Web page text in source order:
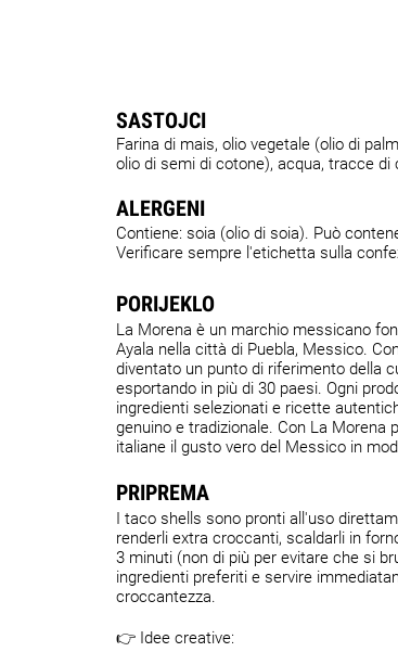
SASTOJCI
Farina di mais, olio vegetale (olio di
olio di semi di cotone), acqua, tracce di
ALERGENI
Contiene: soia (olio di soia). Può
Verificare sempre l'etichetta sulla
PORIJEKLO
La Morena è un marchio messicano
Ayala nella città di Puebla, Messico.
diventato un punto di riferimento della
esportando in più di 30 paesi. Ogni
ingredienti selezionati e ricette
genuino e tradizionale. Con La Morena
italiane il gusto vero del Messico in
PRIPREMA
I taco shells sono pronti all'uso
renderli extra croccanti, scaldarli in
3 minuti (non di più per evitare che si
ingredienti preferiti e servire
croccantezza.
👉 Idee creative: